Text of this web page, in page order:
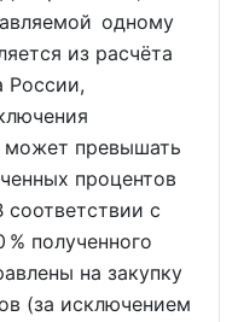
одному
из расчёта
России,
может превышать
процентов
с
полученного
на закупку
(за исключением